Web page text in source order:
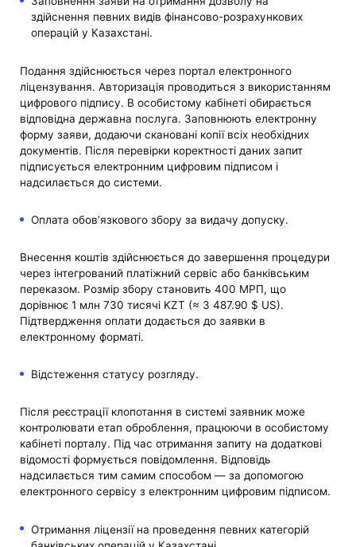
здійснення певних видів фінансово-розрахункових
операцій у Казахстані.
Подання здійснюється через портал електронного
ліцензування. Авторизація проводиться з використанням
цифрового підпису. В особистому кабінеті обирається
відповідна державна послуга. Заповнюють електронну
форму заяви, додаючи скановані копії всіх необхідних
документів. Після перевірки коректності даних запит
підписується електронним цифровим підписом і
надсилається до системи.
Оплата обов’язкового збору за видачу допуску.
Внесення коштів здійснюється до завершення процедури
через інтегрований платіжний сервіс або банківським
переказом. Розмір збору становить 400 МРП, що
дорівнює 1 млн 730 тисячі KZT (≈ 3 487.90 $ US).
Підтвердження оплати додається до заявки в
електронному форматі.
Відстеження статусу розгляду.
Після реєстрації клопотання в системі заявник може
контролювати етап оброблення, працюючи в особистому
кабінеті порталу. Під час отримання запиту на додаткові
відомості формується повідомлення. Відповідь
надсилається тим самим способом — за допомогою
електронного сервісу з електронним цифровим підписом.
Отримання ліцензії на проведення певних категорій